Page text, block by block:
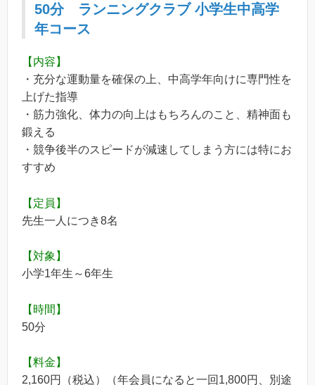
50分ランニングクラブ 小学生中高学
年コース
【内容】
・充分な運動量を確保の上、中高学年向けに専門性を
上げた指導
・筋力強化、体力の向上はもちろんのこと、精神面も
鍛える
・競争後半のスピードが減速してしまう方には特にお
すすめ
【定員】
先生一人につき8名
【対象】
小学1年生～6年生
【時間】
50分
【料金】
2,160円（税込）（年会員になると一回1,800円、別途